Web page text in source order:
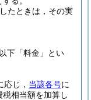
たときは，その実
下「料金」とい
じ， 当該各号に
相当額を加算し